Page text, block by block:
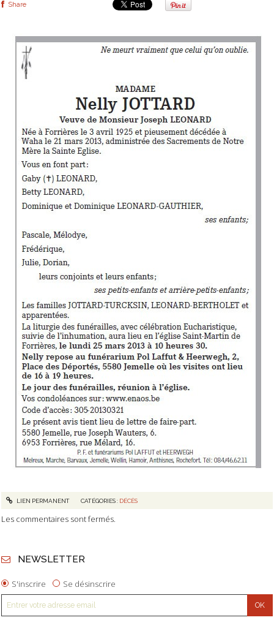
Share
LIEN PERMANENT CATÉGORIES : DÉCÈS
Les commentaires sont fermés.
NEWSLETTER
S'inscrire Se désinscrire